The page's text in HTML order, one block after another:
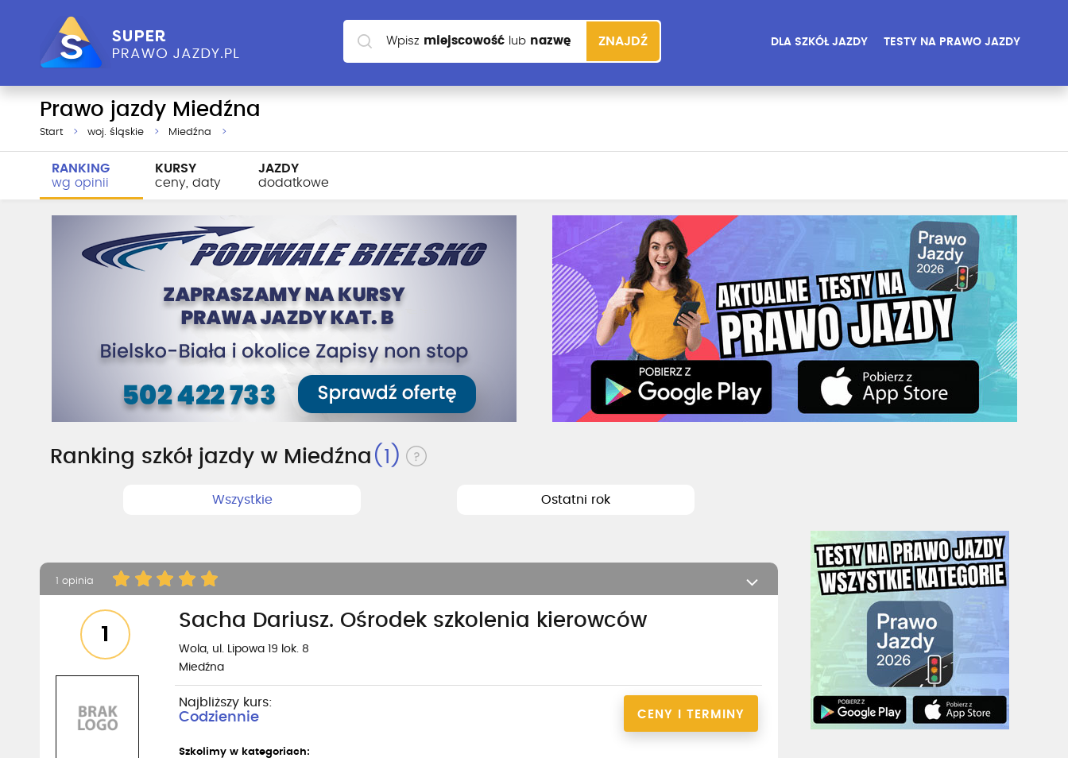
DLA SZKÓŁ JAZDY TESTY NA PRAWO JAZDY
Wpisz miejscowość lub nazwę
szkoły
ZNAJDŹ
Prawo jazdy Miedźna
Start woj. śląskie Miedźna
RANKING
wg opinii
KURSY
ceny, daty
JAZDY
dodatkowe
Ranking szkół jazdy w Miedźna (1)
Wszystkie Ostatni rok
1 opinia
1
Sacha Dariusz. Ośrodek szkolenia kierowców
Wola, ul. Lipowa 19 lok. 8
Miedźna
CENY I TERMINY
Najbliższy kurs:
Codziennie
Szkolimy w kategoriach: